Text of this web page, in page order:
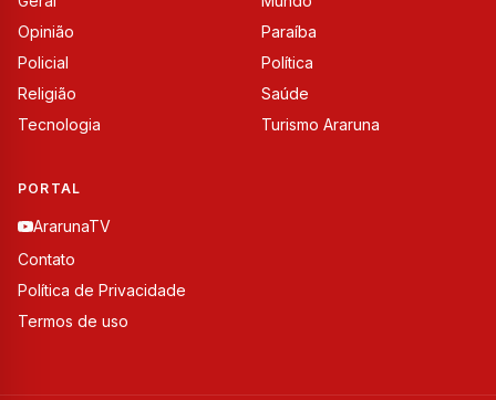
Opinião
Paraíba
Policial
Política
Religião
Saúde
Tecnologia
Turismo Araruna
PORTAL
ArarunaTV
Contato
Política de Privacidade
Termos de uso